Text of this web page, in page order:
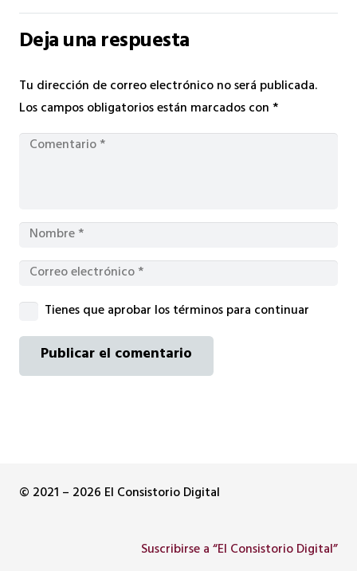
Deja una respuesta
Tu dirección de correo electrónico no será publicada.
Los campos obligatorios están marcados con*
Tienes que aprobar los términos para continuar
Publicar el comentario
© 2021 – 2026 El Consistorio Digital
Suscribirse a “El Consistorio Digital”